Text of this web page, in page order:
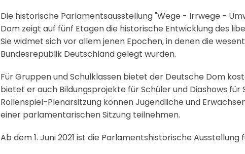
Die historische Parlamentsausstellung "Wege - Irrwege -
Dom zeigt auf fünf Etagen die historische Entwicklung des
Sie widmet sich vor allem jenen Epochen, in denen die
Bundesrepublik Deutschland gelegt wurden.
Für Gruppen und Schulklassen bietet der Deutsche Dom
bietet er auch Bildungsprojekte für Schüler und Diashows
Rollenspiel-Plenarsitzung können Jugendliche und
einer parlamentarischen Sitzung teilnehmen.
Ab dem 1. Juni 2021 ist die Parlamentshistorische